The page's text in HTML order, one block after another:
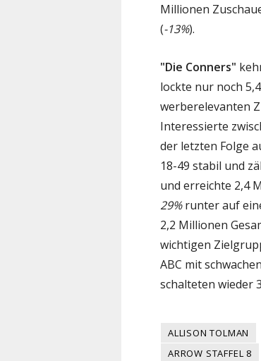
Millionen
(-13%).
"Die Conners"
lockte nur noch
werberelevanten
Interessierte
der letzten Folge
18-49 stabil und
und erreichte 2,4
29%runter auf
2,2 Millionen
wichtigen
ABC mit
schalteten wieder
ALLISON TOLMAN
ARROW STAFFEL 8